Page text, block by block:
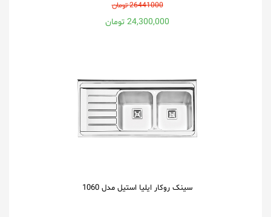
26441000 تومان
24,300,000 تومان
سینک روکار ایلیا استیل مدل 1060